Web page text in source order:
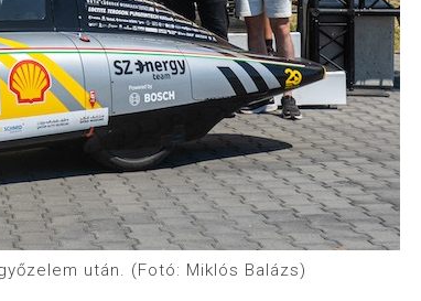
után. (Fotó: Miklós Balázs)